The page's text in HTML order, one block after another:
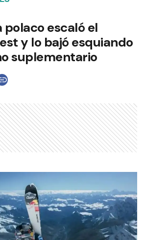
polaco escaló el
y lo bajó esquiando
suplementario